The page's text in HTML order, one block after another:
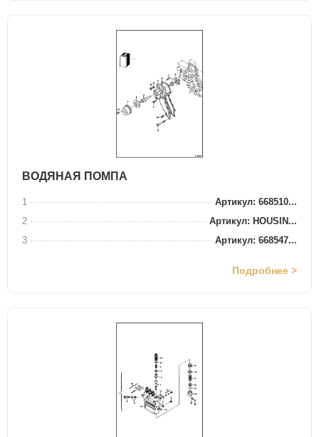
ВОДЯНАЯ ПОМПА
1
Артикул: 668510...
2
Артикул: HOUSIN...
3
Артикул: 668547...
Подробнее >